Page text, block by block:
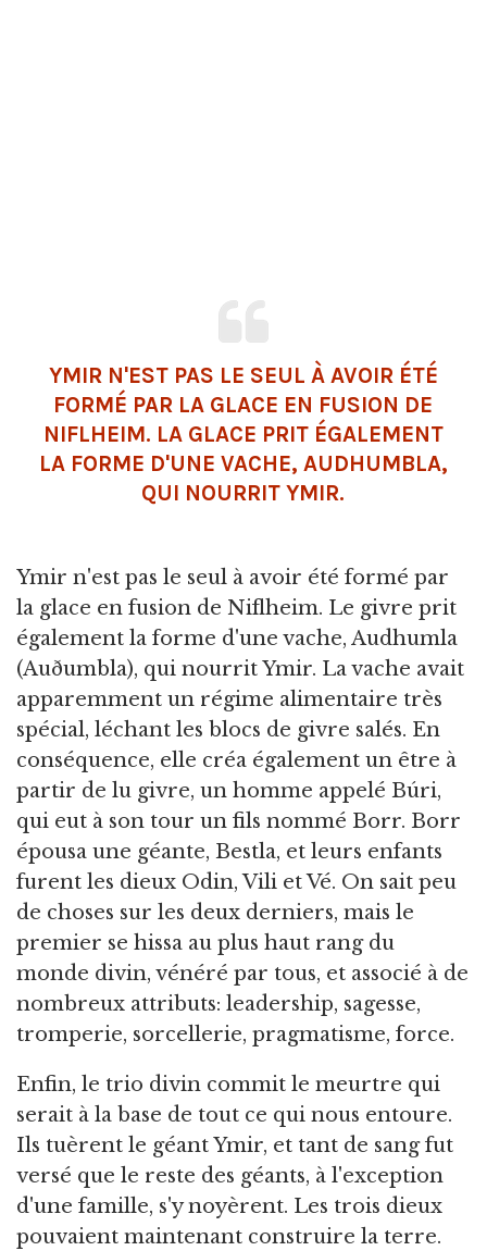
YMIR N'EST PAS LE SEUL À AVOIR ÉTÉ
FORMÉ PAR LA GLACE EN FUSION DE
NIFLHEIM. LA GLACE PRIT ÉGALEMENT
LA FORME D'UNE VACHE, AUDHUMBLA,
QUI NOURRIT YMIR.
Ymir n'est pas le seul à avoir été formé par
la glace en fusion de Niflheim. Le givre prit
également la forme d'une vache, Audhumla
(Auðumbla), qui nourrit Ymir. La vache avait
apparemment un régime alimentaire très
spécial, léchant les blocs de givre salés. En
conséquence, elle créa également un être à
partir de lu givre, un homme appelé Búri,
qui eut à son tour un fils nommé Borr. Borr
épousa une géante, Bestla, et leurs enfants
furent les dieux Odin, Vili et Vé. On sait peu
de choses sur les deux derniers, mais le
premier se hissa au plus haut rang du
monde divin, vénéré par tous, et associé à de
nombreux attributs: leadership, sagesse,
tromperie, sorcellerie, pragmatisme, force.
Enfin, le trio divin commit le meurtre qui
serait à la base de tout ce qui nous entoure.
Ils tuèrent le géant Ymir, et tant de sang fut
versé que le reste des géants, à l'exception
d'une famille, s'y noyèrent. Les trois dieux
pouvaient maintenant construire la terre.